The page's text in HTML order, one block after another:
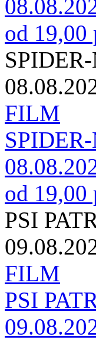
od 19,00
FILM
od 19,00
PSI
FILM
PSI